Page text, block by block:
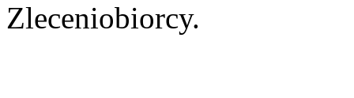
Zleceniobiorcy.